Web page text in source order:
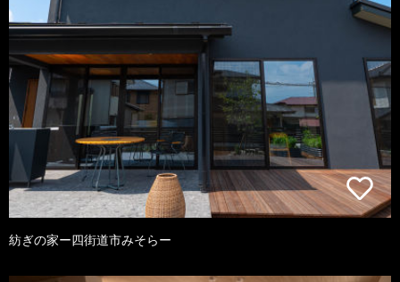
紡ぎの家ー四街道市みそらー